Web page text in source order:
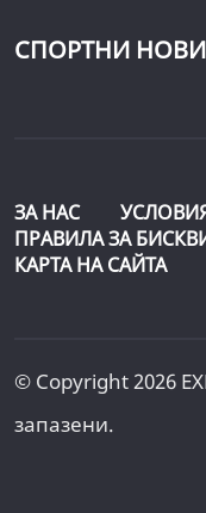
СПОРТНИ
ЗА НАС
ПРАВИЛА ЗА
КАРТА НА САЙТА
© Copyright 2026
запазени.